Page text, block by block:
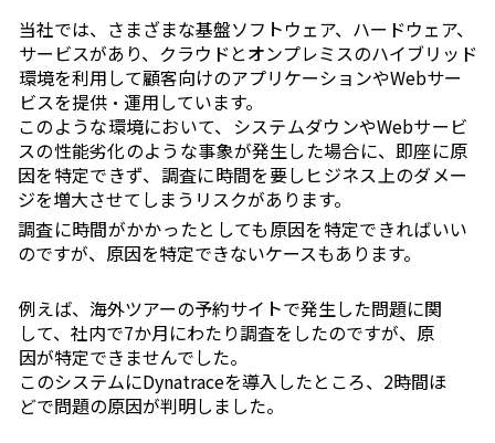
当社では、さまざまな基盤ソフトウェア、ハードウェア、
サービスがあり、クラウドとオンプレミスのハイブリッド
環境を利用して顧客向けのアプリケーションやWebサー
ビスを提供・運用しています。
このような環境において、システムダウンやWebサービ
スの性能劣化のような事象が発生した場合に、即座に原
因を特定できず、調査に時間を要しヒジネス上のダメー
ジを増大させてしまうリスクがあります。
調査に時間がかかったとしても原因を特定できればいい
のですが、原因を特定できないケースもあります。
例えば、海外ツアーの予約サイトで発生した問題に関
して、社内で7か月にわたり調査をしたのですが、原
因が特定できませんでした。
このシステムにDynatraceを導入したところ、 2時間ほ
どで問題の原因が判明しました。